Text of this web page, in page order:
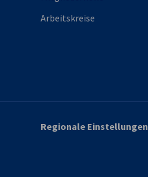
Arbeitskreise
Regionale Einstellungen